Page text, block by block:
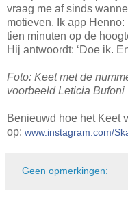
vraag me af sinds
motieven. Ik app
tien minuten op de
Hij antwoordt: ‘Doe ik.
Foto: Keet met de
voorbeeld Leticia Bufoni
Benieuwd hoe het Keet
op: www.instagram.com/
Geen opmerkingen: